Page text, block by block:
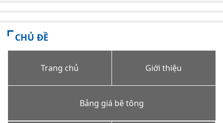
CHỦ ĐỀ
Trang chủ Giới thiệu
Bảng giá bê tông